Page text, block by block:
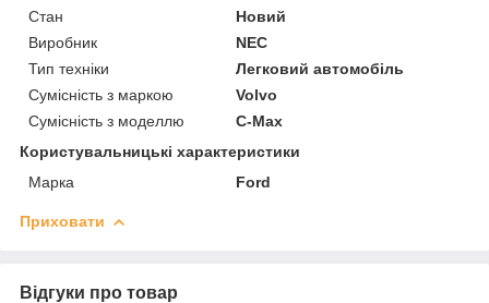
Стан
Новий
Виробник
NEC
Тип техніки
Легковий автомобіль
Сумісність з маркою
Volvo
Сумісність з моделлю
C-Max
Користувальницькі характеристики
Марка
Ford
Приховати
Відгуки про товар